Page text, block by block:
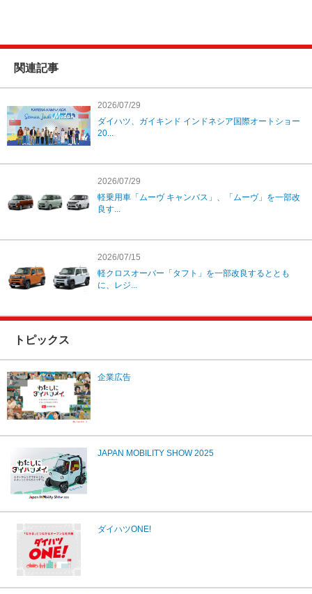
関連記事
2026/07/29
ダイハツ、ガイキンド インドネシア国際オートショー
20...
2026/07/29
軽乗用車「ムーヴ キャンバス」、「ムーヴ」を一部改
良す...
2026/07/15
軽クロスオーバー「タフト」を一部改良するととも
に、レジ...
トピックス
企業広告
JAPAN MOBILITY SHOW 2025
ダイハツONE!